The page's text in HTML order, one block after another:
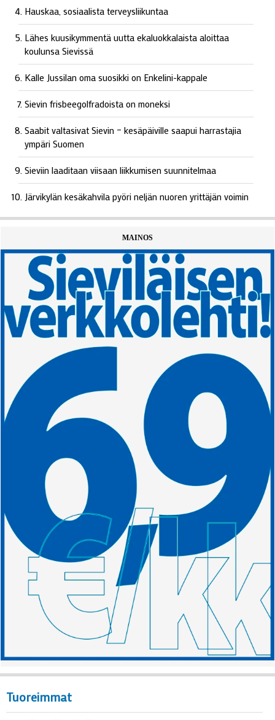
Hauskaa, sosiaalista terveysliikuntaa
Lähes kuusikymmentä uutta ekaluokkalaista aloittaa
koulunsa Sievissä
Kalle Jussilan oma suosikki on Enkelini-kappale
Sievin frisbeegolfradoista on moneksi
Saabit valtasivat Sievin – kesäpäiville saapui harrastajia
ympäri Suomen
Sieviin laaditaan viisaan liikkumisen suunnitelmaa
Järvikylän kesäkahvila pyöri neljän nuoren yrittäjän voimin
MAINOS
Tuoreimmat